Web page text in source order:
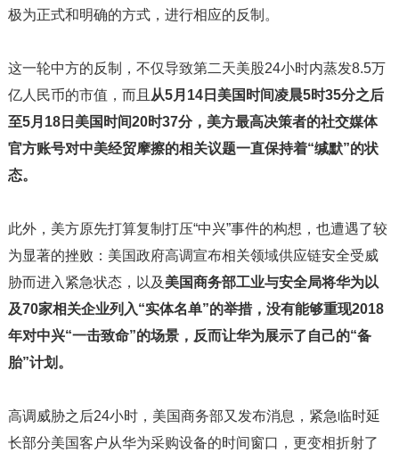
极为正式和明确的方式，进行相应的反制。
这一轮中方的反制，不仅导致第二天美股24小时内蒸发8.5万
亿人民币的市值，而且 从5月14日美国时间凌晨5时35分之后
至5月18日美国时间20时37分，美方最高决策者的社交媒体
官方账号对中美经贸摩擦的相关议题一直保持着“缄默”的状
态。
此外，美方原先打算复制打压“中兴”事件的构想，也遭遇了较
为显著的挫败：美国政府高调宣布相关领域供应链安全受威
胁而进入紧急状态，以及 美国商务部工业与安全局将华为以
及70家相关企业列入“实体名单”的举措，没有能够重现2018
年对中兴“一击致命”的场景，反而让华为展示了自己的“备
胎”计划。
高调威胁之后24小时，美国商务部又发布消息，紧急临时延
长部分美国客户从华为采购设备的时间窗口，更变相折射了